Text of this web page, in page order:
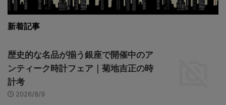
新着記事
歴史的な名品が揃う銀座で開催中のア
ンティーク時計フェア｜菊地吉正の時
計考
2026/8/9